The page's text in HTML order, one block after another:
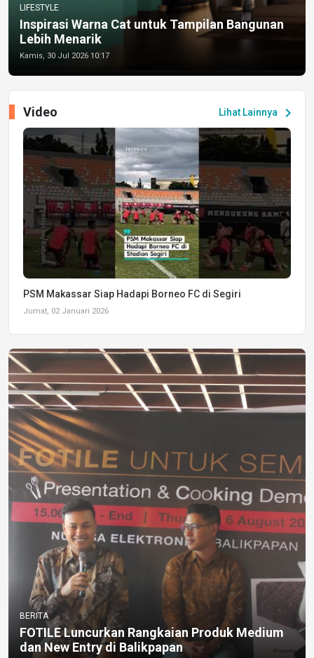
LIFESTYLE
Inspirasi Warna Cat untuk Tampilan Bangunan
Lebih Menarik
Kamis, 30 Jul 2026 10:17
Lihat Lainnya chevron_right
Video
PSM Makassar Siap Hadapi Borneo FC di Segiri
Jumat, 02 Januari 2026
BERITA
FOTILE Luncurkan Rangkaian Produk Medium
dan New Entry di Balikpapan